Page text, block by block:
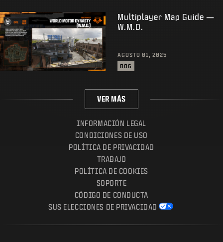
Multiplayer Map Guide —
W.M.D.
AGOSTO 01, 2025
BO6
VER MÁS
INFORMACIÓN LEGAL
CONDICIONES DE USO
POLÍTICA DE PRIVACIDAD
TRABAJO
POLÍTICA DE COOKIES
SOPORTE
CÓDIGO DE CONDUCTA
SUS ELECCIONES DE PRIVACIDAD